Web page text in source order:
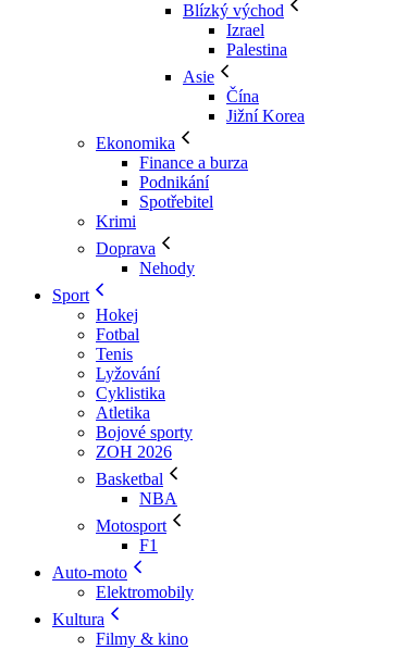
Blízký východ
Izrael
Palestina
Asie
Čína
Jižní Korea
Ekonomika
Finance a burza
Podnikání
Spotřebitel
Krimi
Doprava
Nehody
Sport
Hokej
Fotbal
Tenis
Lyžování
Cyklistika
Atletika
Bojové sporty
ZOH 2026
Basketbal
NBA
Motosport
F1
Auto-moto
Elektromobily
Kultura
Filmy & kino